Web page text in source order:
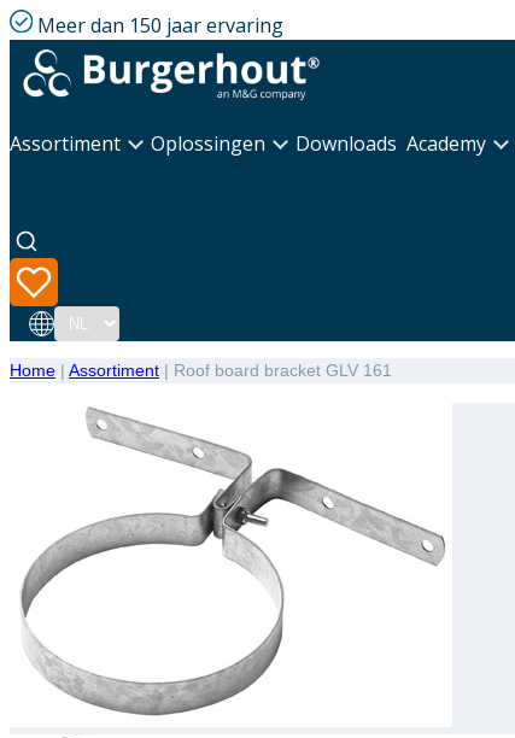
Meer dan 150 jaar ervaring
Assortiment Oplossingen Downloads Academy
Taal
Home | Assortiment | Roof board bracket GLV 161